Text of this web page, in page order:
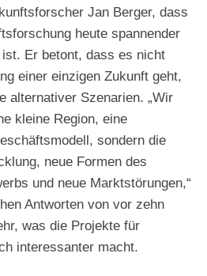
Jan Berger, dass
heute spannender
Er betont, dass es nicht
einer einzigen Zukunft geht,
alternativer Szenarien. „Wir
kleine Region, eine
sondern die
neue Formen des
und neue Marktstörungen,“
Antworten von vor zehn
was die Projekte für
interessanter macht.